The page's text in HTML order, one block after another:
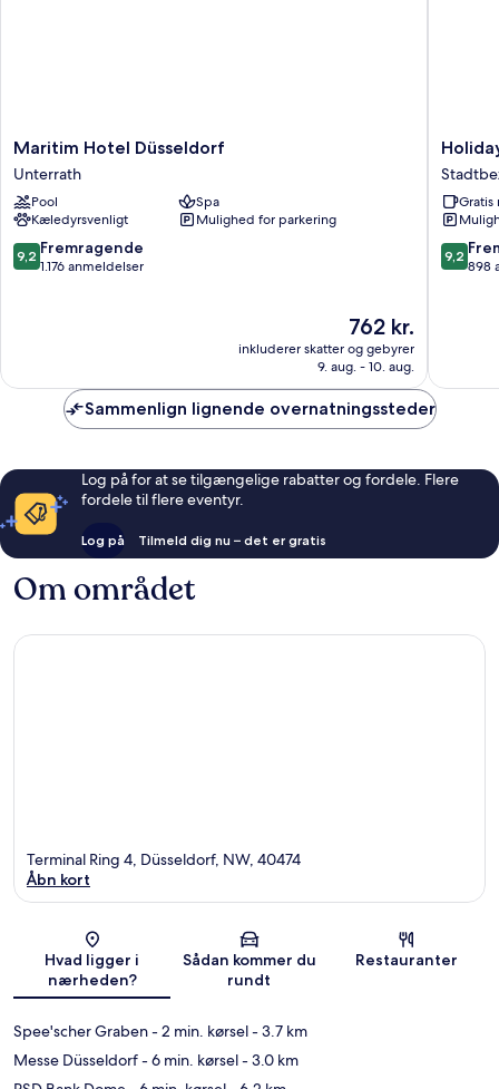
Maritim
Hotel
Düsseldorf
Unterrath
Maritim Hotel Düsseldorf
Unterrath
Pool
Spa
Kæledyrsvenligt
Mulighed for parkering
9.2
ud
9,2 Fremragende
1.176 anmeldelser
Prisen
762 kr.
762 kr.
inkluderer skatter og gebyrer
9. aug. - 10. aug.
Holiday
Inn
Express
Airport
by
IHG
Gratis
9.2
ud
9,2
898
Sammenlign lignende overnatningssteder
Log på for at se tilgængelige rabatter og fordele. Flere
fordele til flere eventyr.
Log på Tilmeld dig nu – det er gratis
Om området
Kort
Terminal Ring 4, Düsseldorf, NW, 40474
Åbn kort
Hvad ligger i
nærheden?
Sådan kommer du
rundt
Restauranter
Spee'scher Graben- 2 min. kørsel- 3.7 km
Messe Düsseldorf- 6 min. kørsel- 3.0 km